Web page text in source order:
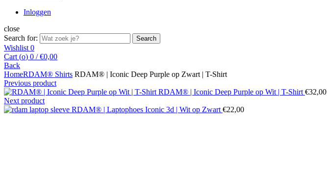
Inloggen
close
Search for:
Search
Wishlist 0
Cart (o) 0 / €0,00
Back
HomeRDAM® Shirts RDAM® | Iconic Deep Purple op Zwart | T-Shirt
Previous product
RDAM® | Iconic Deep Purple op Wit | T-Shirt €32,00
Next product
RDAM® | Laptophoes Iconic 3d | Wit op Zwart €22,00